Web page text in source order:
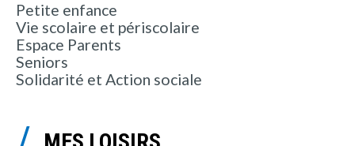
Petite enfance
Vie scolaire et périscolaire
Espace Parents
Seniors
Solidarité et Action sociale